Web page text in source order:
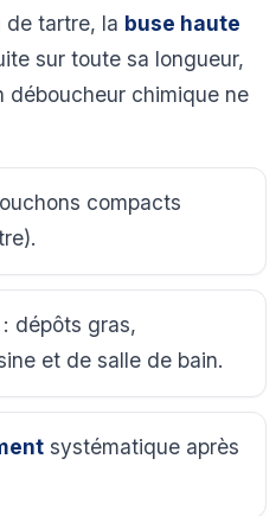
de tartre, la buse haute
sur toute sa longueur,
déboucheur chimique ne
compacts
dépôts gras,
et de salle de bain.
systématique après